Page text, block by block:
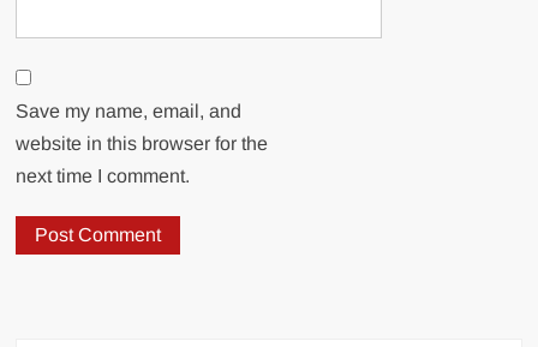
Save my name, email, and
website in this browser for the
next time I comment.